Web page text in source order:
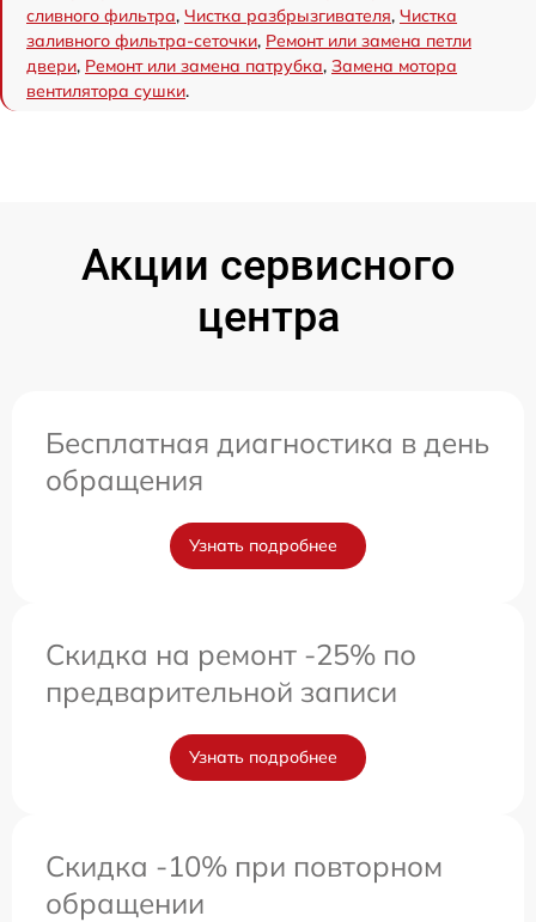
сливного фильтра, Чистка разбрызгивателя, Чистка
заливного фильтра-сеточки, Ремонт или замена петли
двери, Ремонт или замена патрубка, Замена мотора
вентилятора сушки.
Акции сервисного
центра
Бесплатная диагностика в день
обращения
Узнать подробнее
Скидка на ремонт -25% по
предварительной записи
Узнать подробнее
Скидка -10% при повторном
обращении